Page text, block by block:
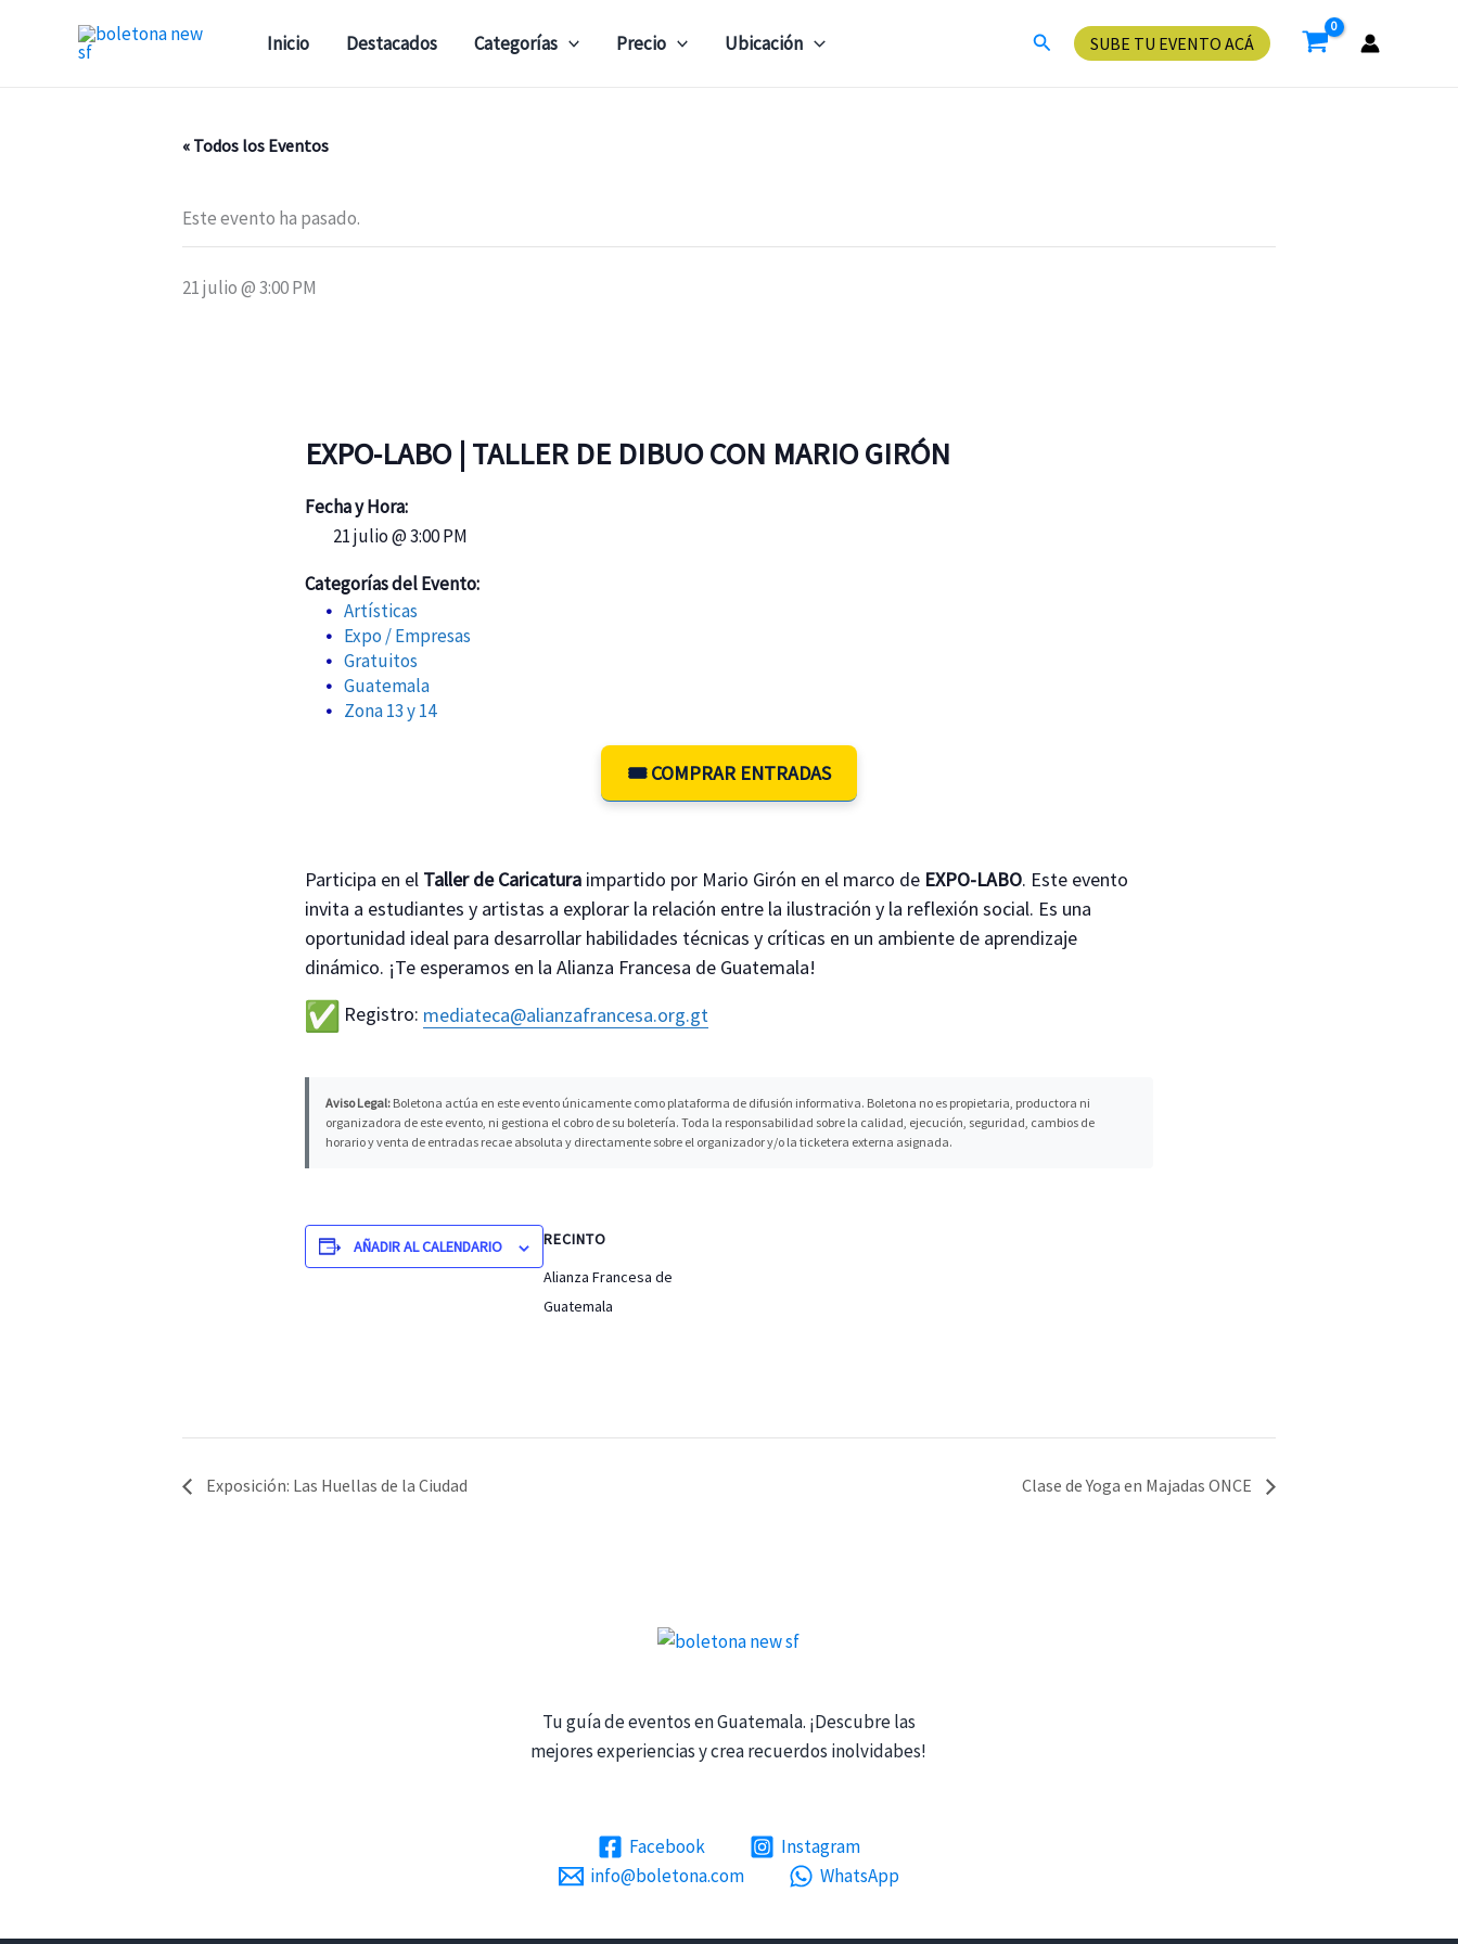
Inicio Destacados Categorías Precio Ubicación Buscar SUBE TU EVENTO ACÁ
« Todos los Eventos
Este evento ha pasado.
21 julio @ 3:00 PM
EXPO-LABO | TALLER DE DIBUO CON MARIO GIRÓN
Fecha y Hora:
21 julio @ 3:00 PM
Categorías del Evento:
Artísticas
Expo / Empresas
Gratuitos
Guatemala
Zona 13 y 14
🎟️ COMPRAR ENTRADAS
Participa en el Taller de Caricatura impartido por Mario Girón en el marco de EXPO-LABO. Este evento
invita a estudiantes y artistas a explorar la relación entre la ilustración y la reflexión social. Es una
oportunidad ideal para desarrollar habilidades técnicas y críticas en un ambiente de aprendizaje
dinámico. ¡Te esperamos en la Alianza Francesa de Guatemala!
Registro: mediateca@alianzafrancesa.org.gt
Aviso Legal: Boletona actúa en este evento únicamente como plataforma de difusión informativa. Boletona no es propietaria, productora ni
organizadora de este evento, ni gestiona el cobro de su boletería. Toda la responsabilidad sobre la calidad, ejecución, seguridad, cambios de
horario y venta de entradas recae absoluta y directamente sobre el organizador y/o la ticketera externa asignada.
AÑADIR AL CALENDARIO
RECINTO
Alianza Francesa de
Guatemala
Exposición: Las Huellas de la Ciudad Clase de Yoga en Majadas ONCE
Tu guía de eventos en Guatemala. ¡Descubre las
mejores experiencias y crea recuerdos inolvidabes!
Facebook
Instagram
info@boletona.com
WhatsApp